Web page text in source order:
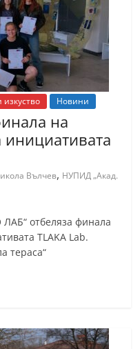
изкуство Новини
на
Вълчев, НУПИД „Акад.
отбеляза финала
TLAKA Lab.
тераса“